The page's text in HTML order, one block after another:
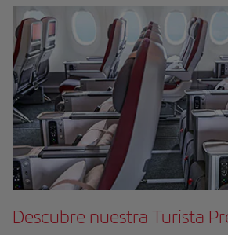
Descubre nuestra Turista